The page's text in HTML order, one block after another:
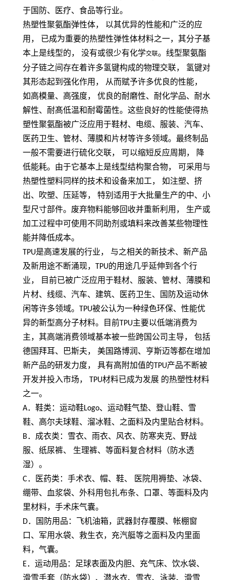
于国防、医疗、食品等行业。
热塑性聚氨酯弹性体，
以其优异的性能和广泛的应
用，
已成为重要的热塑性弹性体材料之一，其分子基
本上是线型的，
没有或很少有化学交联。线型聚氨酯
分子链之间存在着许多氢键构成的物理交联，
氢键对
其形态起到强化作用，
从而赋予许多优良的性能，
如高模量、高强度，
优良的耐磨性、耐化学品、耐水
解性、耐髙低温和耐霉菌性。这些良好的性能使得热
塑性聚氨酯被广泛应用于鞋材、电缆、服装、汽车、
医药卫生、管材、薄膜和片材等许多领域。最终制品
一般不需要进行硫化交联，
可以缩短反应周期，
降
低能耗。由于它基本上是线型结构聚合物，
可采用与
热塑性塑料同样的技术和设备来加工，
如注塑、挤
出、吹塑、压延等，
特别适用于大批量生产的中、小
型尺寸部件。废弃物料能够回收并重新利用，
生产或
加工过程中可使用不同助剂或填料来改善某些物理性
能并降低成本。
TPU是高速发展的行业， 与之相关的新技术、新产品
及新用途不断涌现， TPU的用途几乎延伸到各个行
业， 目前已被广泛应用于鞋材、服装、管材、薄膜和
片材、线缆、汽车、建筑、医药卫生、国防及运动休
闲等许多领域。 TPU被公认为一种绿色环保、性能优
异的新型高分子材料。目前TPU主要以低端消费为
主，其高端消费领域基本被一些跨国公司主导， 包括
德国拜耳、巴斯夫， 美国路博润、亨斯迈等都在增加
新产品的研发力度， 具有高附加值的TPU产品不断被
开发并投入市场， TPU材料已成为发展 的热塑性材料
之一。
A．鞋类：运动鞋Logo、运动鞋气垫、登山鞋、雪
鞋、高尔夫球鞋、溜冰鞋、之面料及内里贴合材料。
B．成衣类：雪衣、雨衣、风衣、防寒夹克、野战
服、纸尿裤、 生理裤、等面料复合材料（防水透
湿）。
C．医药类：手术衣、帽、鞋、 医院用褥垫、冰袋、
绷带、血浆袋、外科用包扎布条、口罩、等面料及内
里材料，手术床气囊。
D．国防用品：飞机油箱，武器封存覆膜、帐棚窗
口、军用水袋、救生衣，充汽艇等之面料及内里面
料，气囊。
E．运动用品：足球表面及内胆、充气床、饮水袋、
滑雪手套（防水袋）、潜水衣、雪衣、泳装、滑雪